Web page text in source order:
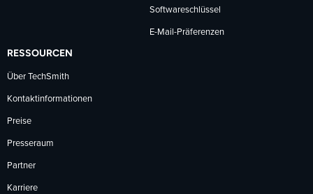
Softwareschlüssel
E-Mail-Präferenzen
RESSOURCEN
Über TechSmith
Kontaktinformationen
Preise
Presseraum
Partner
Karriere